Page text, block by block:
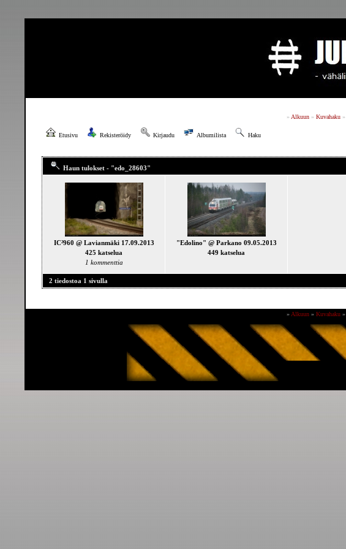
» Alkuun» Kuvahaku»
Etusivu Rekisteröidy Kirjaudu Albumilista Haku
Haun tulokset - "edo_28603"
IC²960 @ Lavianmäki 17.09.2013
425 katselua
1 kommenttia
"Edolino" @ Parkano 09.05.2013
449 katselua
2 tiedostoa 1 sivulla
» Alkuun» Kuvahaku»